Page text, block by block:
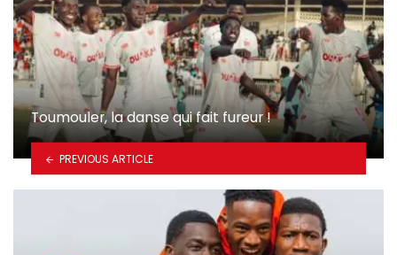
Toumouler, la danse qui fait fureur !
PREVIOUS ARTICLE